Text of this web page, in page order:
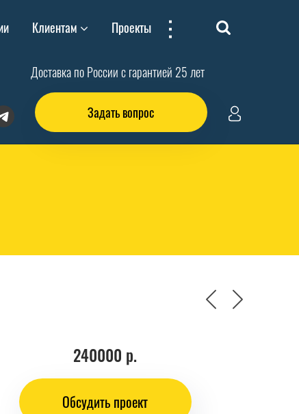
Клиентам Проекты ...
Доставка по России с гарантией 25 лет
Задать вопрос
240000 р.
Обсудить проект